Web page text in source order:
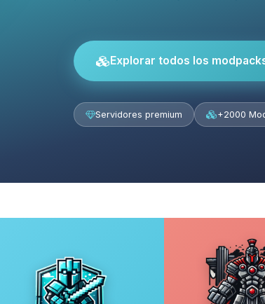
Explorar todos los
Servidores premium +2000